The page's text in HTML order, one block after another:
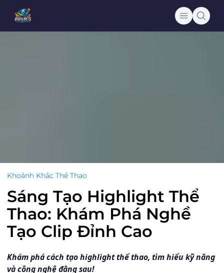
Khoảnh Khắc Thể Thao
Sáng Tạo Highlight Thể
Thao: Khám Phá Nghề
Tạo Clip Đỉnh Cao
Khám phá cách tạo highlight thể thao, tìm hiểu kỹ năng
và công nghệ đằng sau!